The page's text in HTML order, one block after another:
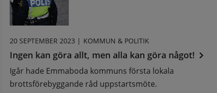
20 SEPTEMBER 2023 | KOMMUN & POLITIK
Ingen kan göra allt, men alla kan göra något!
Igår hade Emmaboda kommuns första lokala
brottsförebyggande råd uppstartsmöte.